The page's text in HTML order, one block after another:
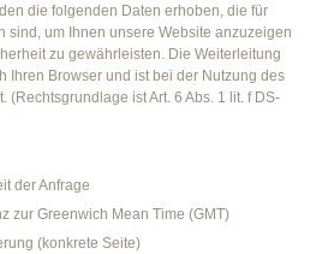
die folgenden Daten erhoben, die für
sind, um Ihnen unsere Website anzuzeigen
zu gewährleisten. Die Weiterleitung
Ihren Browser und ist bei der Nutzung des
(Rechtsgrundlage ist Art. 6 Abs. 1 lit. f DS-
der Anfrage
zur Greenwich Mean Time (GMT)
(konkrete Seite)